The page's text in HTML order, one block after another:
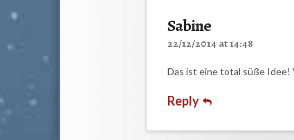
Sabine
22/12/2014 at 14:48
Das ist eine total süße Idee!
Reply